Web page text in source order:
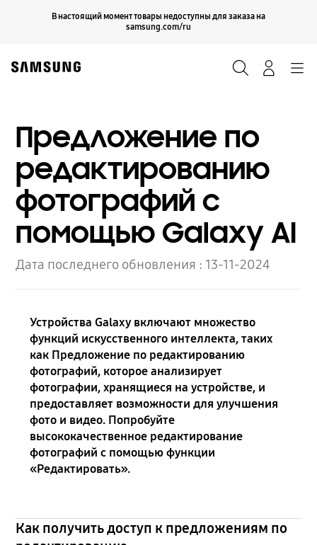
В настоящий момент товары недоступны для заказа на
samsung.com/ru
Продолжить
Предложение по
редактированию
фотографий с
помощью Galaxy AI
Дата последнего обновления : 13-11-2024
Устройства Galaxy включают множество
функций искусственного интеллекта, таких
как Предложение по редактированию
фотографий, которое анализирует
фотографии, хранящиеся на устройстве, и
предоставляет возможности для улучшения
фото и видео. Попробуйте
высококачественное редактирование
фотографий с помощью функции
«Редактировать».
Как получить доступ к предложениям по